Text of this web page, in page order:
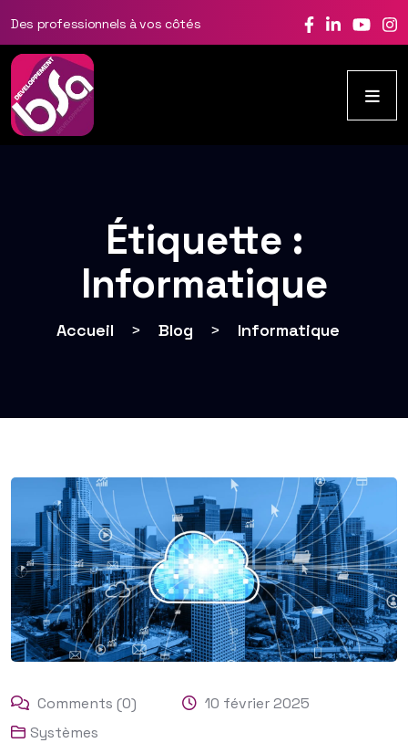
Des professionnels à vos côtés
Étiquette :
Informatique
Accueil > Blog > Informatique
Comments (0)
10 février 2025
Systèmes